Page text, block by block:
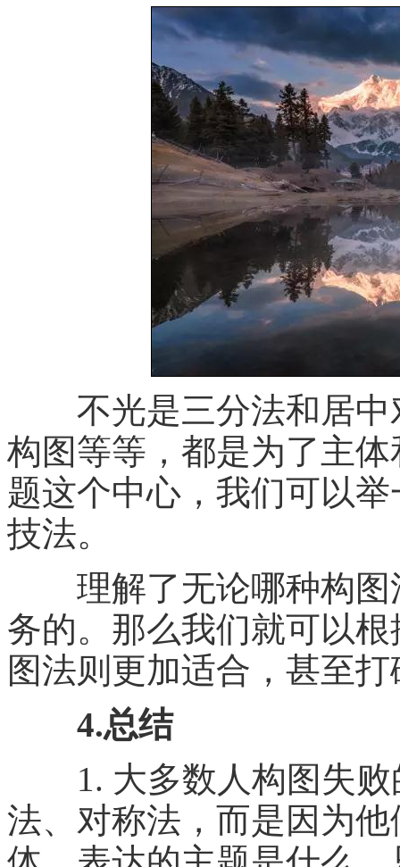
不光是三分法和居中
构图等等，都是为了主
题这个中心，我们可以
技法。
理解了无论哪种构图
务的。那么我们就可以
图法则更加适合，甚至
4.总结
1. 大多数人构图失败
法、对称法，而是因为